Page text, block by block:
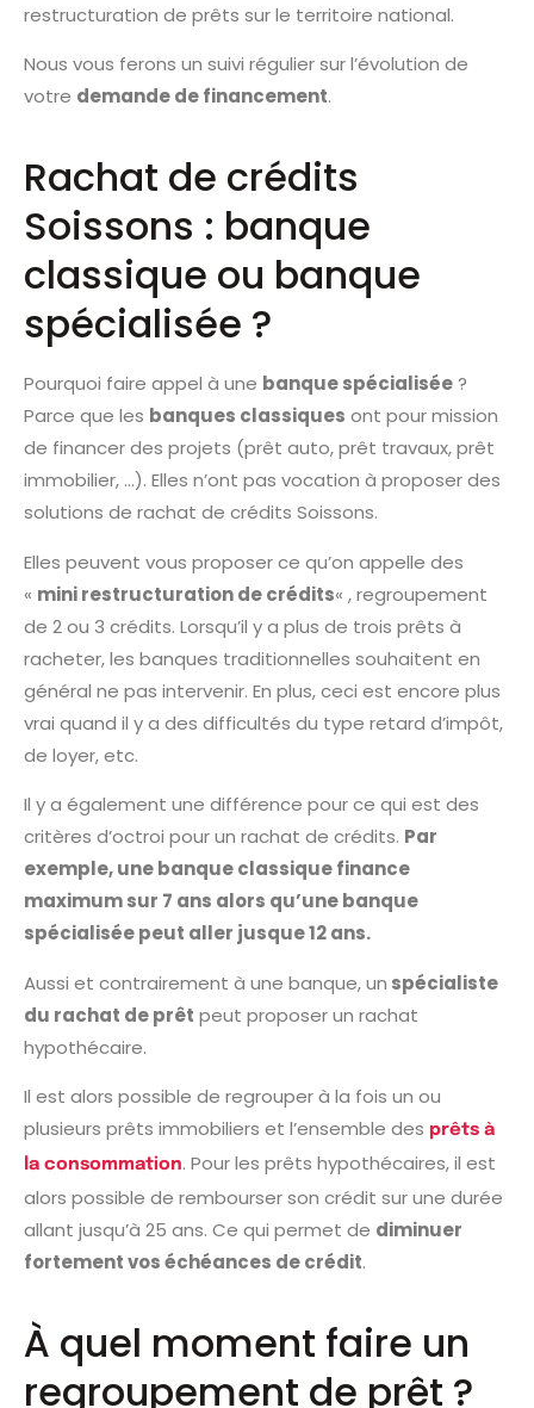
restructuration de prêts sur le territoire national.
Nous vous ferons un suivi régulier sur l’évolution de
votre demande de financement.
Rachat de crédits
Soissons : banque
classique ou banque
spécialisée ?
Pourquoi faire appel à une banque spécialisée?
Parce que les banques classiques ont pour mission
de financer des projets (prêt auto, prêt travaux, prêt
immobilier, …). Elles n’ont pas vocation à proposer des
solutions de rachat de crédits Soissons.
Elles peuvent vous proposer ce qu’on appelle des
« mini restructuration de crédits« , regroupement
de 2 ou 3 crédits. Lorsqu’il y a plus de trois prêts à
racheter, les banques traditionnelles souhaitent en
général ne pas intervenir. En plus, ceci est encore plus
vrai quand il y a des difficultés du type retard d’impôt,
de loyer, etc.
Il y a également une différence pour ce qui est des
critères d’octroi pour un rachat de crédits. Par
exemple, une banque classique finance
maximum sur 7 ans alors qu’une banque
spécialisée peut aller jusque 12 ans.
Aussi et contrairement à une banque, un spécialiste
du rachat de prêt peut proposer un rachat
hypothécaire.
Il est alors possible de regrouper à la fois un ou
plusieurs prêts immobiliers et l’ensemble des prêts à
la consommation. Pour les prêts hypothécaires, il est
alors possible de rembourser son crédit sur une durée
allant jusqu’à 25 ans. Ce qui permet de diminuer
fortement vos échéances de crédit.
À quel moment faire un
regroupement de prêt ?